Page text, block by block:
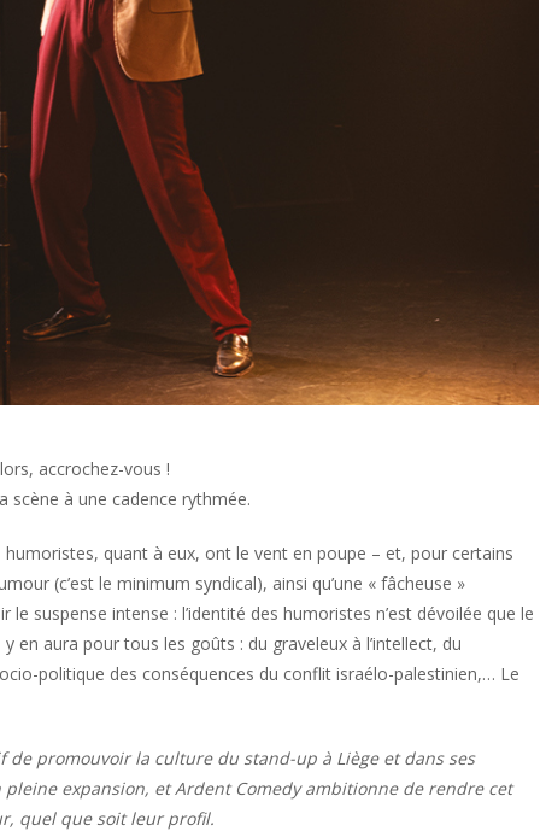
accrochez-vous !
scène à une cadence rythmée.
humoristes, quant à eux, ont le vent en poupe – et, pour certains
(c’est le minimum syndical), ainsi qu’une « fâcheuse »
suspense intense : l’identité des humoristes n’est dévoilée que le
en aura pour tous les goûts : du graveleux à l’intellect, du
politique des conséquences du conflit israélo-palestinien,… Le
de promouvoir la culture du stand-up à Liège et dans ses
expansion, et Ardent Comedy ambitionne de rendre cet
quel que soit leur profil.